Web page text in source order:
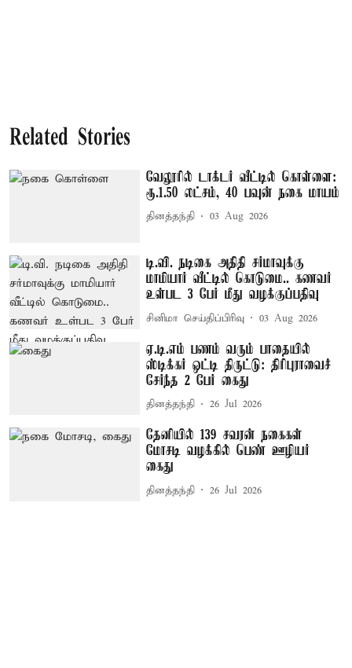
Related Stories
வேலூரில் டாக்டர் வீட்டில் கொள்ளை:
ரூ.1.50 லட்சம், 40 பவுன் நகை மாயம்
தினத்தந்தி 03 Aug 2026
டி.வி. நடிகை அதிதி சர்மாவுக்கு
மாமியார் வீட்டில் கொடுமை.. கணவர்
உள்பட 3 பேர் மீது வழக்குப்பதிவு
சினிமா செய்திப்பிரிவு 03 Aug 2026
ஏ.டி.எம் பணம் வரும் பாதையில்
ஸ்டிக்கர் ஒட்டி திருட்டு: திரிபுராவைச்
சேர்ந்த 2 பேர் கைது
தினத்தந்தி 26 Jul 2026
தேனியில் 139 சவரன் நகைகள்
மோசடி வழக்கில் பெண் ஊழியர்
கைது
தினத்தந்தி 26 Jul 2026